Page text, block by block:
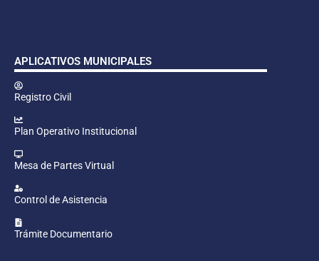
APLICATIVOS MUNICIPALES
Registro Civil
Plan Operativo Institucional
Mesa de Partes Virtual
Control de Asistencia
Trámite Documentario